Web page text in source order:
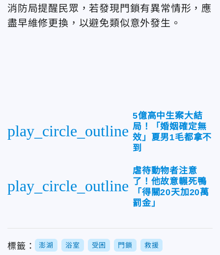
消防局提醒民眾，若發現門鎖有異常情形，應
盡早維修更換，以避免類似意外發生。
play_circle_outline
5億高中生案大結
局！「婚姻確定無
效」夏男1毛都拿不
到
play_circle_outline
虐待動物者注意
了！他故意輾死鴨
「得關20天加20萬
罰金」
標籤： 澎湖 浴室 受困 門鎖 救援